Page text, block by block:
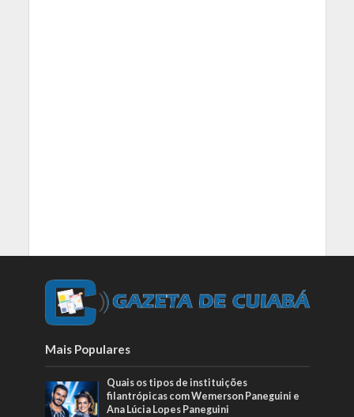
Mais Populares
Quais os tipos de instituições
filantrópicas com Wemerson Paneguini e
Ana Lúcia Lopes Paneguini